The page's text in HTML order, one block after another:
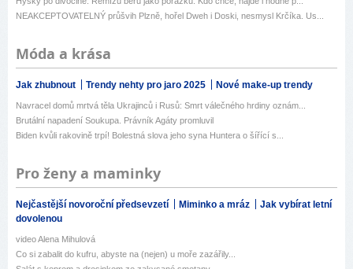
NEAKCEPTOVATELNÝ průšvih Plzně, hořel Dweh i Doski, nesmysl Krčíka. Us...
Móda a krása
Jak zhubnout Trendy nehty pro jaro 2025 Nové make-up trendy
Navracel domů mrtvá těla Ukrajinců i Rusů: Smrt válečného hrdiny oznám...
Brutální napadení Soukupa. Právník Agáty promluvil
Biden kvůli rakovině trpí! Bolestná slova jeho syna Huntera o šířící s...
Pro ženy a maminky
Nejčastější novoroční předsevzetí Miminko a mráz
Jak vybírat letní
dovolenou
video Alena Mihulová
Co si zabalit do kufru, abyste na (nejen) u moře zazářily...